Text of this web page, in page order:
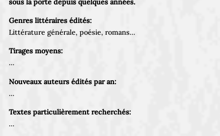
sous la porte depuis quelques années.
Genres littéraires édités:
Littérature générale, poésie, romans…
Tirages moyens:
…
Nouveaux auteurs édités par an:
…
Textes particulièrement recherchés:
…